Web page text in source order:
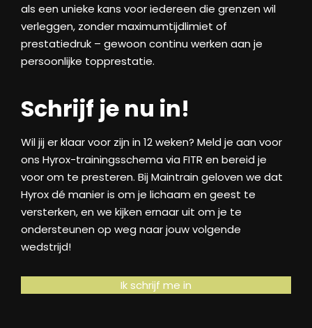
als een unieke kans voor iedereen die grenzen wil
verleggen, zonder maximumtijdlimiet of
prestatiedruk – gewoon continu werken aan je
persoonlijke topprestatie.
Schrijf je nu in!
Wil jij er klaar voor zijn in 12 weken? Meld je aan voor
ons Hyrox-trainingsschema via FITR en bereid je
voor om te presteren. Bij Maintrain geloven we dat
Hyrox dé manier is om je lichaam en geest te
versterken, en we kijken ernaar uit om je te
ondersteunen op weg naar jouw volgende
wedstrijd!
Ik schrijf me in